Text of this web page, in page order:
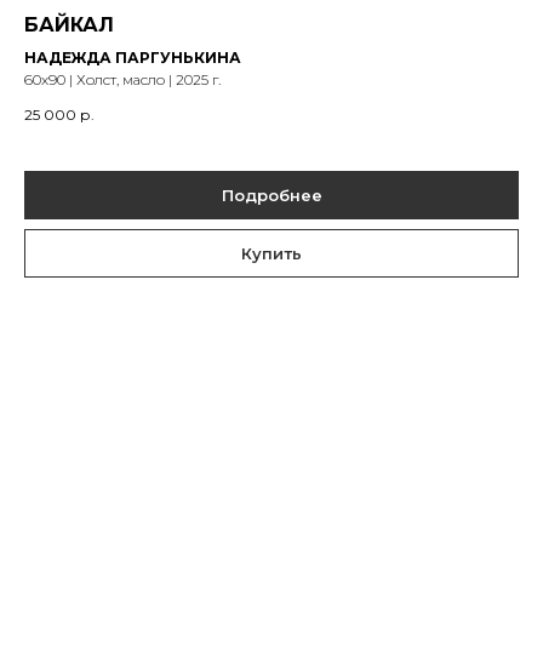
БАЙКАЛ
НАДЕЖДА ПАРГУНЬКИНА
60х90 | Холст, масло | 2025 г.
25 000 р.
Подробнее
Купить